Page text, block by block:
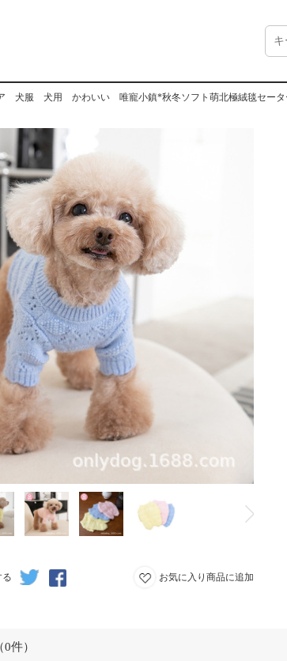
犬服 犬用 かわいい 唯寵小鎮*秋冬ソフト萌北極絨毯セータ
る お気に入り商品に追加
件）